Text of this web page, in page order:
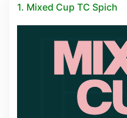
1. Mixed Cup TC Spich